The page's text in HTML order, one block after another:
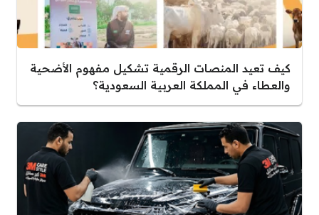
كيف تعيد المنصات الرقمية تشكيل مفهوم الأضحية
والعطاء في المملكة العربية السعودية؟